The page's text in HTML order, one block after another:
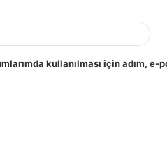
kullanılması için adım,